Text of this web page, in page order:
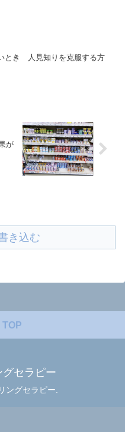
とき 人見知りを克服する方
が
き込む
TOP
グセラピー
ングセラピー.